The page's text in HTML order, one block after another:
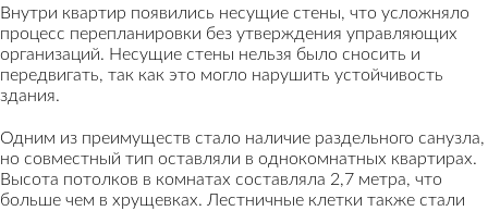
Внутри квартир появились несущие стены, что усложняло
процесс перепланировки без утверждения управляющих
организаций. Несущие стены нельзя было сносить и
передвигать, так как это могло нарушить устойчивость
здания.
Одним из преимуществ стало наличие раздельного санузла,
но совместный тип оставляли в однокомнатных квартирах.
Высота потолков в комнатах составляла 2,7 метра, что
больше чем в хрущевках. Лестничные клетки также стали